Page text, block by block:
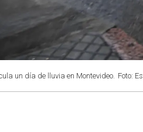
un día de lluvia en Montevideo. Foto: